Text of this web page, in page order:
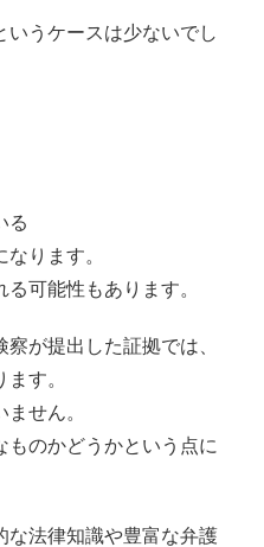
いうケースは少ないでし
る
ります。
可能性もあります。
が提出した証拠では、
す。
せん。
ものかどうかという点に
な法律知識や豊富な弁護